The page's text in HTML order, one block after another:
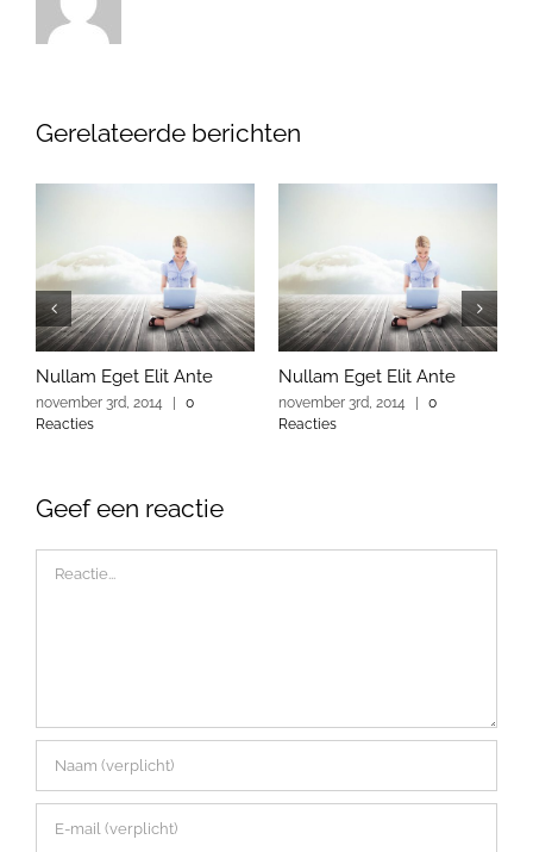
Gerelateerde berichten
Nullam Eget Elit Ante
november 3rd, 2014 |
0
Reacties
Nullam Eget Elit Ante
november 3rd, 2014 |
0
Reacties
Geef een reactie
Reactie